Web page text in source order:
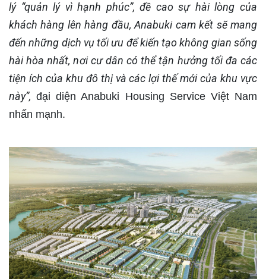
lý “quản lý vì hạnh phúc”, đề cao sự hài lòng của
khách hàng lên hàng đầu, Anabuki cam kết sẽ mang
đến những dịch vụ tối ưu để kiến tạo không gian sống
hài hòa nhất, nơi cư dân có thể tận hưởng tối đa các
tiện ích của khu đô thị và các lợi thế mới của khu vực
này”, đại diện Anabuki Housing Service Việt Nam
nhấn mạnh.